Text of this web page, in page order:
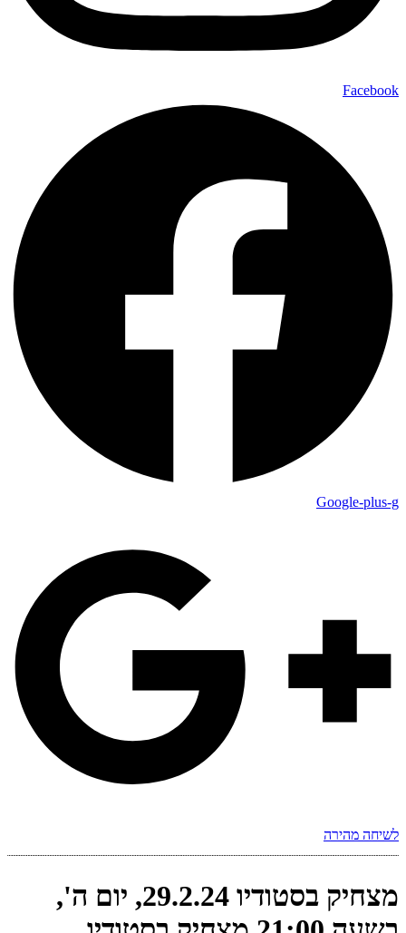
Facebook
Google-plus-g
לשיחה מהירה
מצחיק בסטודיו 29.2.24, יום ה',